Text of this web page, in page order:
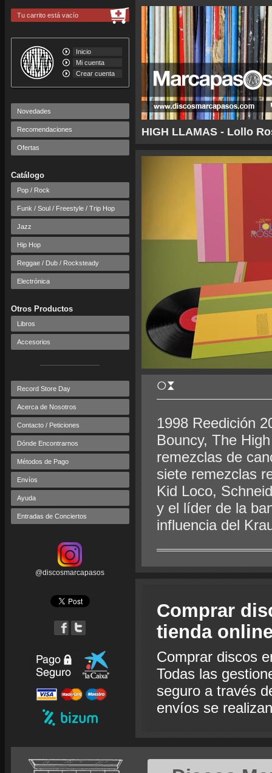
HIGH LLAMAS - Lollo
Tu carrito está vacío
Inicio
Mi cuenta
Crear cuenta
Novedades
Recomendaciones
Ofertas
Catálogo
Pop / Rock
Funk / Soul / Freestyle / Trip Hop
Jazz
Hip Hop
Reggae / Dub / Rocksteady
Electrónica
Otros Productos
Libros
Accesorios
Record Store Day
Acerca de Nosotros
Contacto / Peticiones
Dónde Encontrarnos
Métodos de Pago
Envíos
Ayuda
Entradas de Conciertos
@discosmarcapasos
1998 Reedición
Bouncy, The
remezclas de
siete remezclas
Kid Loco,
y el líder de la
influencia del
Comprar
tienda
Comprar discos
Todas las
seguro a través
envíos se